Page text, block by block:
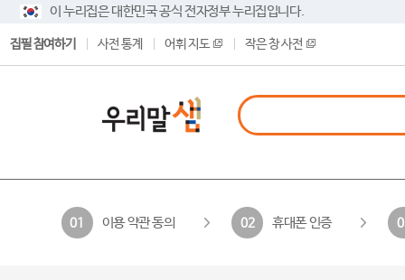
이 누리집은 대한민국 공식 전자정부 누리집입니다.
집필 참여하기 사전 통계 어휘 지도 작은 창 사전
01 이용 약관 동의 02 휴대폰 인증